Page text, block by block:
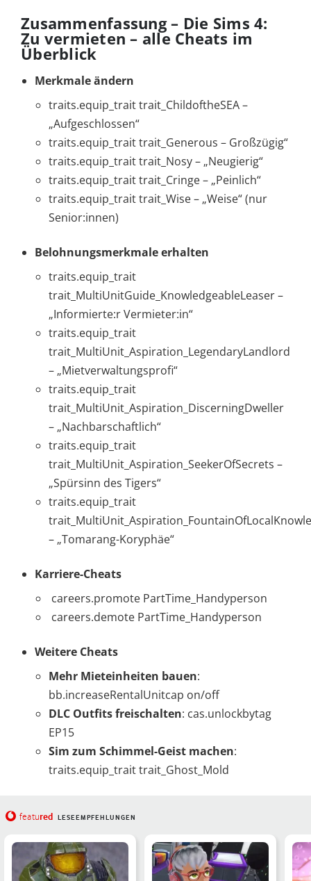
Zusammenfassung – Die Sims 4:
Zu vermieten – alle Cheats im
Überblick
Merkmale ändern
traits.equip_trait trait_ChildoftheSEA –
„Aufgeschlossen“
traits.equip_trait trait_Generous – Großzügig“
traits.equip_trait trait_Nosy – „Neugierig“
traits.equip_trait trait_Cringe – „Peinlich“
traits.equip_trait trait_Wise – „Weise“ (nur
Senior:innen)
Belohnungsmerkmale erhalten
traits.equip_trait
trait_MultiUnitGuide_KnowledgeableLeaser –
„Informierte:r Vermieter:in“
traits.equip_trait
trait_MultiUnit_Aspiration_LegendaryLandlord
– „Mietverwaltungsprofi“
traits.equip_trait
trait_MultiUnit_Aspiration_DiscerningDweller
– „Nachbarschaftlich“
traits.equip_trait
trait_MultiUnit_Aspiration_SeekerOfSecrets –
„Spürsinn des Tigers“
traits.equip_trait
– „Tomarang-Koryphäe“
Karriere-Cheats
careers.promote PartTime_Handyperson
careers.demote PartTime_Handyperson
Weitere Cheats
Mehr Mieteinheiten bauen:
bb.increaseRentalUnitcap on/off
DLC Outfits freischalten: cas.unlockbytag
EP15
Sim zum Schimmel-Geist machen:
traits.equip_trait trait_Ghost_Mold
featured LESEEMPFEHLUNGEN